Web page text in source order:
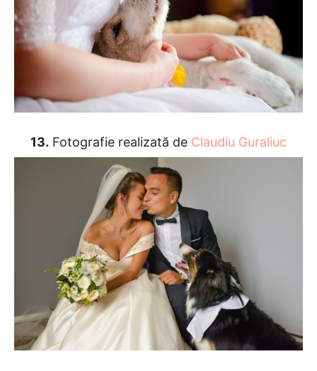
13. Fotografie realizată de Claudiu Guraliuc